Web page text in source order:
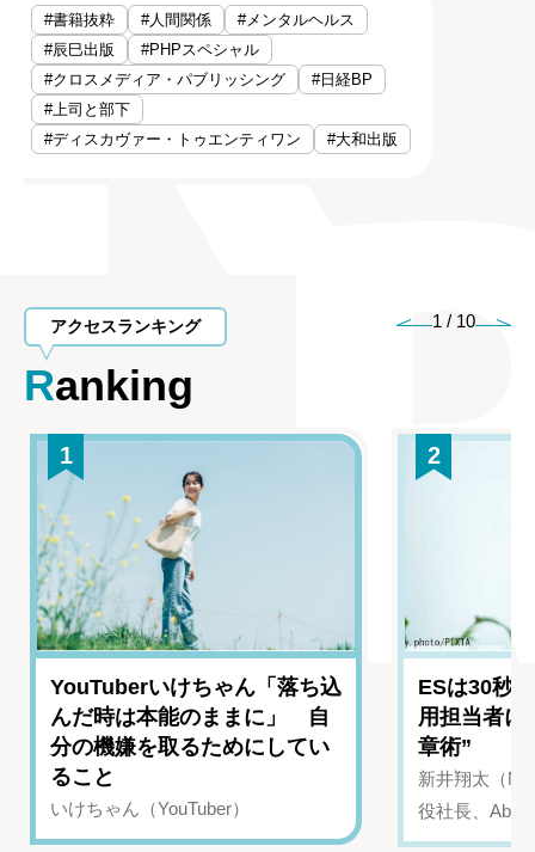
#書籍抜粋 #人間関係
#メンタルヘルス
#辰巳出版
#PHPスペシャル
#クロスメディア・パブリッシング
#日経BP
#上司と部下
#ディスカヴァー・トゥエンティワン
#大和出版
アクセスランキング
Ranking
1 / 10
1
YouTuberいけちゃん「落ち込
んだ時は本能のままに」 自
分の機嫌を取るためにしてい
ること
いけちゃん（YouTuber）
2
ESは30秒
用担当者に
章術”
新井翔太（
役社長、